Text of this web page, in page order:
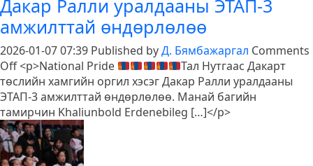
хатуужлаа
харуулж
Дакар Ралли уралдааны ЭТАП-3
амжилттай өндөрлөлөө
2026-01-07 07:39 Published byД. Бямбажаргал Comments
Offon
Дакар
Ралли
уралдааны
ЭТАП-3
амжилттай
өндөрлөлөө
<p>National Pride
Тал Нутгаас Дакарт
төслийн хамгийн оргил хэсэг Дакар Ралли уралдааны
ЭТАП-3 амжилттай өндөрлөлөө. Манай багийн
тамирчин Khaliunbold Erdenebileg […]</p>